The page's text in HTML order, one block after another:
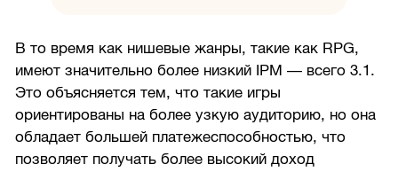
В то время как нишевые жанры, такие как RPG,
имеют значительно более низкий IPM — всего 3.1.
Это объясняется тем, что такие игры
ориентированы на более узкую аудиторию, но она
обладает большей платежеспособностью, что
позволяет получать более высокий доход